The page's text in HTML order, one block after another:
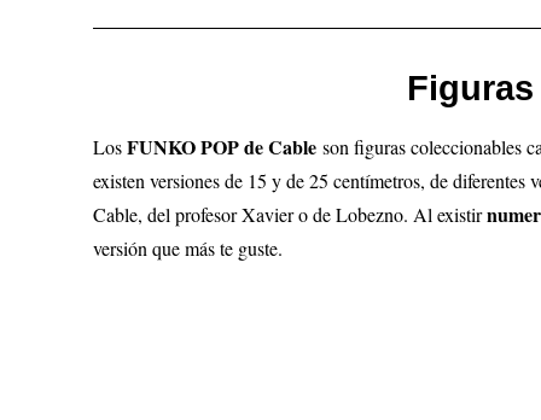
Figuras
LosFUNKO POP de Cableson figuras coleccionables
existen versiones de 15 y de 25 centímetros, de diferentes
Cable, del profesor Xavier o de Lobezno. Al existir
versión que más te guste.